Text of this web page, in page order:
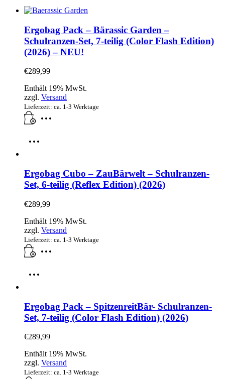
Ergobag Pack – Bärassic Garden –
Schulranzen-Set, 7-teilig (Color Flash Edition)
(2026) – NEU!
€289,99
Enthält 19% MwSt.
zzgl. Versand
Lieferzeit: ca. 1-3 Werktage
Ergobag Cubo – ZauBärwelt – Schulranzen-
Set, 6-teilig (Reflex Edition) (2026)
€289,99
Enthält 19% MwSt.
zzgl. Versand
Lieferzeit: ca. 1-3 Werktage
Ergobag Pack – SpitzenreitBär- Schulranzen-
Set, 7-teilig (Color Flash Edition) (2026)
€289,99
Enthält 19% MwSt.
zzgl. Versand
Lieferzeit: ca. 1-3 Werktage